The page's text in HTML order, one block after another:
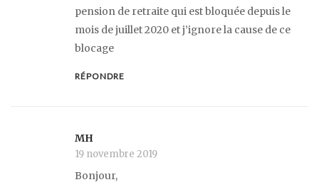
pension de retraite qui est bloquée depuis le
mois de juillet 2020 et j’ignore la cause de ce
blocage
RÉPONDRE
MH
19 novembre 2019
Bonjour,